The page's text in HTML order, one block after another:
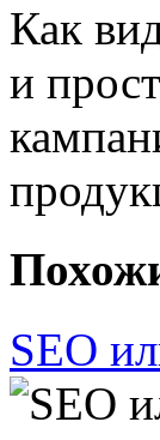
Как
и
SEO